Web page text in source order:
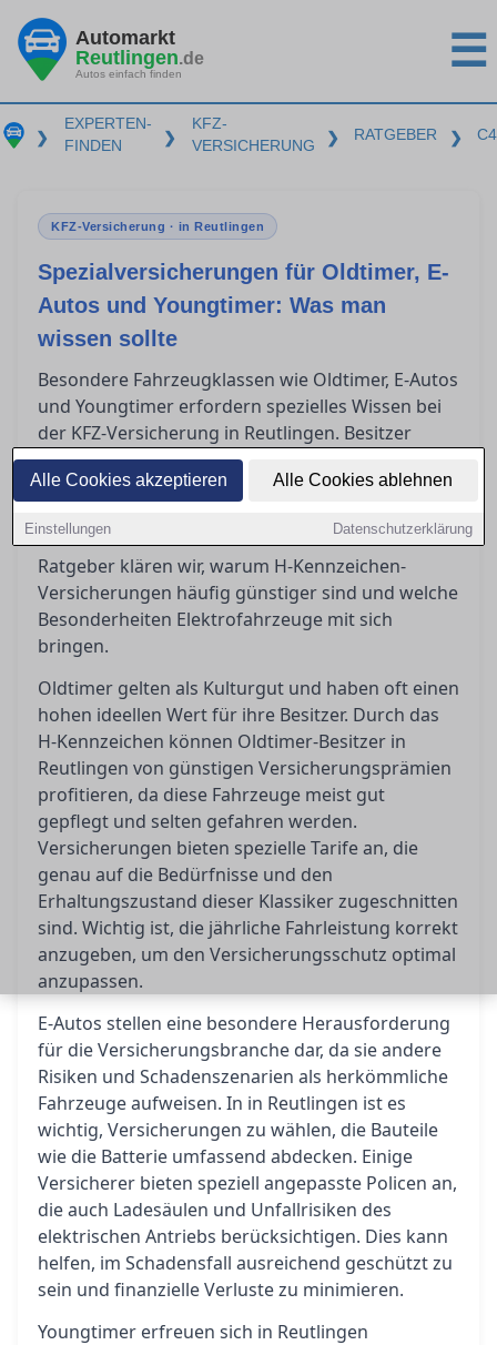
Alle Cookies akzeptieren Alle Cookies ablehnen
Einstellungen Datenschutzerklärung
Automarkt
Reutlingen.de
Autos einfach finden ☰
❯
EXPERTEN-
FINDEN
❯
KFZ-
VERSICHERUNG
❯ RATGEBER ❯
KFZ-Versicherung · in Reutlingen
Spezialversicherungen für Oldtimer, E-
Autos und Youngtimer: Was man
wissen sollte
Besondere Fahrzeugklassen wie Oldtimer, E-Autos
und Youngtimer erfordern spezielles Wissen bei
der KFZ-Versicherung in Reutlingen. Besitzer
solcher Fahrzeuge stehen oft vor der
Herausforderung, die passende Versicherung zu
sondern auch kosteneffizient ist. In diesem
Ratgeber klären wir, warum H-Kennzeichen-
Versicherungen häufig günstiger sind und welche
Besonderheiten Elektrofahrzeuge mit sich
bringen.
Oldtimer gelten als Kulturgut und haben oft einen
hohen ideellen Wert für ihre Besitzer. Durch das
H-Kennzeichen können Oldtimer-Besitzer in
Reutlingen von günstigen Versicherungsprämien
profitieren, da diese Fahrzeuge meist gut
gepflegt und selten gefahren werden.
Versicherungen bieten spezielle Tarife an, die
genau auf die Bedürfnisse und den
Erhaltungszustand dieser Klassiker zugeschnitten
sind. Wichtig ist, die jährliche Fahrleistung korrekt
anzugeben, um den Versicherungsschutz optimal
anzupassen.
E-Autos stellen eine besondere Herausforderung
für die Versicherungsbranche dar, da sie andere
Risiken und Schadenszenarien als herkömmliche
Fahrzeuge aufweisen. In in Reutlingen ist es
wichtig, Versicherungen zu wählen, die Bauteile
wie die Batterie umfassend abdecken. Einige
Versicherer bieten speziell angepasste Policen an,
die auch Ladesäulen und Unfallrisiken des
elektrischen Antriebs berücksichtigen. Dies kann
helfen, im Schadensfall ausreichend geschützt zu
sein und finanzielle Verluste zu minimieren.
Youngtimer erfreuen sich in Reutlingen